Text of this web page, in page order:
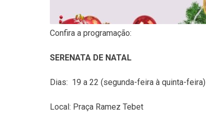
Confira a programação:
SERENATA DE NATAL
Dias: 19 a 22 (segunda-feira à quinta-feira)
Local: Praça Ramez Tebet